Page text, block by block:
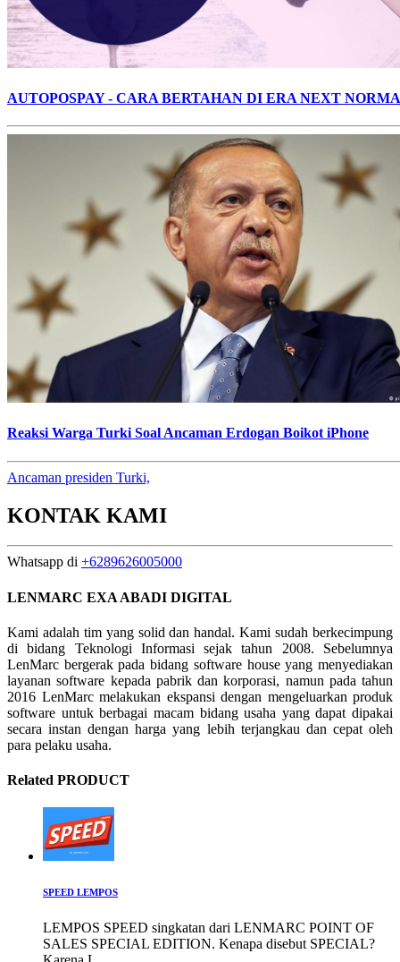
AUTOPOSPAY - CARA BERTAHAN DI ERA NEXT
Reaksi Warga Turki Soal Ancaman Erdogan Boikot iPhone
Ancaman presiden Turki,
KONTAK KAMI
Whatsapp di +6289626005000
LENMARC EXA ABADI DIGITAL
Kami adalah tim yang solid dan handal. Kami sudah berkecimpung
di bidang Teknologi Informasi sejak tahun 2008. Sebelumnya
LenMarc bergerak pada bidang software house yang menyediakan
layanan software kepada pabrik dan korporasi, namun pada tahun
2016 LenMarc melakukan ekspansi dengan mengeluarkan produk
software untuk berbagai macam bidang usaha yang dapat dipakai
secara instan dengan harga yang lebih terjangkau dan cepat oleh
para pelaku usaha.
Related PRODUCT
SPEED LEMPOS
LEMPOS SPEED singkatan dari LENMARC POINT OF
SALES SPECIAL EDITION. Kenapa disebut SPECIAL?